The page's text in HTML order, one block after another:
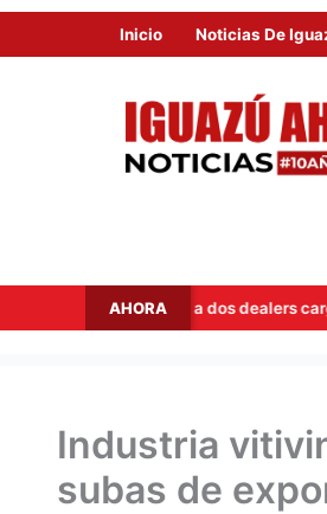
Inicio Noticias De
AHORA
a dos dealers cargados con droga
Industria
subas de